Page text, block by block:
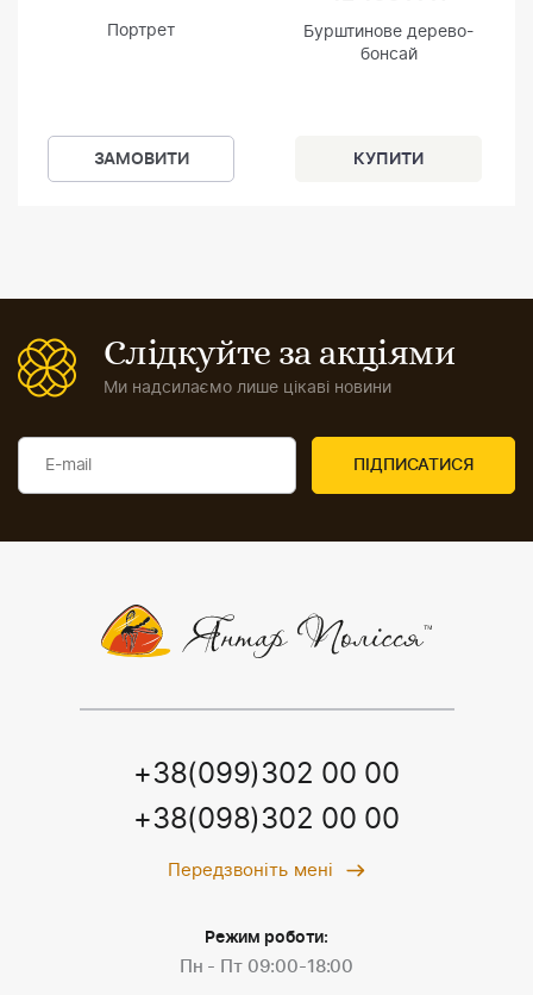
Портрет
ЗАМОВИТИ
Бурштинове дерево-
бонсай
Слідкуйте за акціями
Ми надсилаємо лише цікаві новини
+38(099)302 00 00
+38(098)302 00 00
Передзвоніть мені
Режим роботи:
Пн - Пт 09:00-18:00